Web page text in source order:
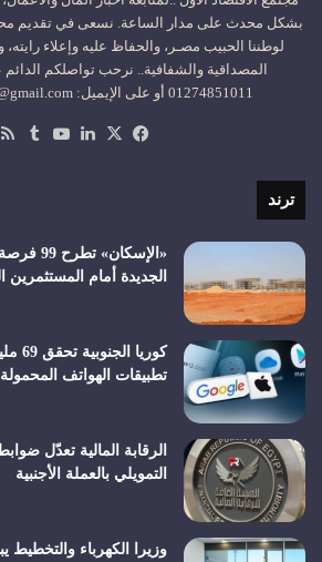
بشكل محدث على مدار الساعة. نسعى في تقديم
لوطننا الحبيب مصـر، والحفاظ عليه وإعلاء رايته،
01274851011 أو على الإيميل: moltakaaliqtisad@gmail.com
فيسبوك
‫X لينكدإن
ترند
الجديدة أمام المستثمرين
تطبيقات الهواتف المحمولة
الرقابة المالية تعدّل
التمويلي بالعملة الأجنبية
وزيرا الكهرباء والتخطيط